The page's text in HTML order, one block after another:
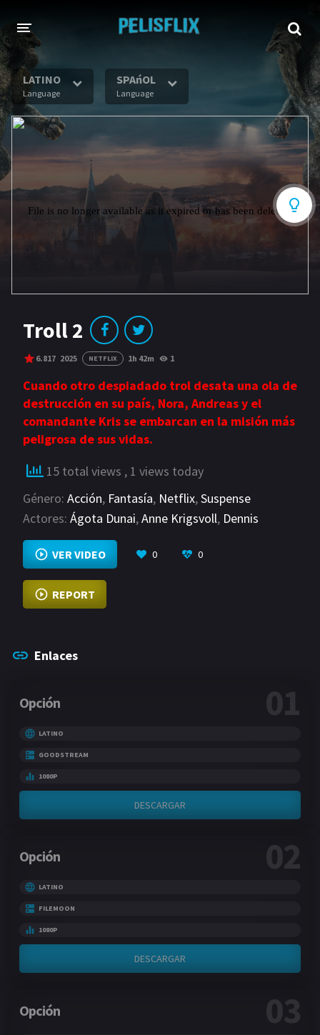
INICIO
TODAS LAS PELÍCULAS
AHORA EN TRANSMISIÓN
GÉNEROS
Acción Romance
Comedia Drama
Erotica Terror
LATINO
Language
SPAńOL
Language
Troll 2
6.817 2025 NETFLIX 1h 42m 1
Cuando otro despiadado trol desata una ola de
destrucción en su país, Nora, Andreas y el
comandante Kris se embarcan en la misión más
peligrosa de sus vidas.
15 total views , 1 views today
Género: Acción, Fantasía, Netflix,Suspense
Actores: Ágota Dunai,Anne Krigsvoll, Dennis
Storhøi
VER MÁS
VER VIDEO 0 0
REPORT
Enlaces
Opción 01
LATINO
GOODSTREAM
1080P
DESCARGAR
Opción 02
LATINO
FILEMOON
1080P
DESCARGAR
Opción 03